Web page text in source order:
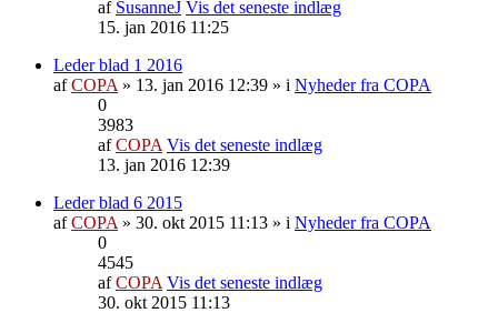
af SusanneJ Vis det seneste indlæg
15. jan 2016 11:25
Leder blad 1 2016
afCOPA » 13. jan 2016 12:39 » i Nyheder fra COPA
0
3983
afCOPA Vis det seneste indlæg
13. jan 2016 12:39
Leder blad 6 2015
afCOPA » 30. okt 2015 11:13 » i Nyheder fra COPA
0
4545
afCOPA Vis det seneste indlæg
30. okt 2015 11:13